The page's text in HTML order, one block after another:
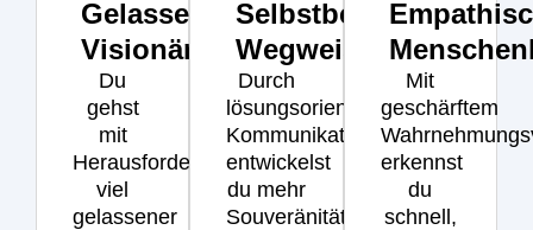
Gelassener
Visionär
Du
gehst
mit
Herausforderungen
viel
gelassener
Selbstbewusster
Wegweiser
Durch
lösungsorientierte
Kommunikation
entwickelst
du mehr
Souveränität
Mit
geschärftem
erkennst
du
schnell,